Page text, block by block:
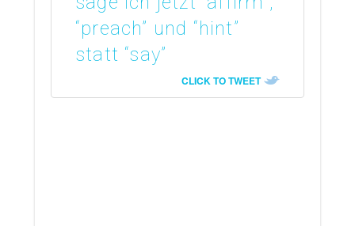
“preach” und “hint”
statt “say”
CLICK TO TWEET